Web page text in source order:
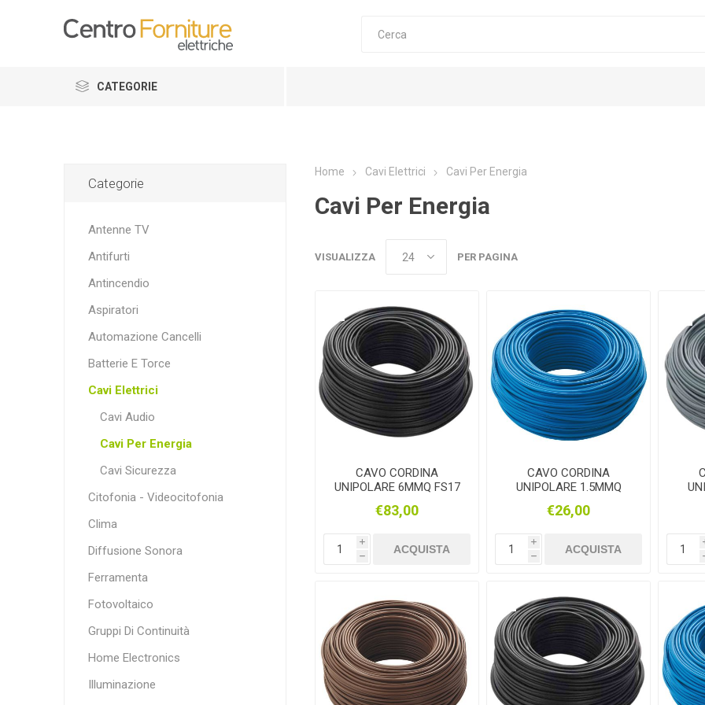
CATEGORIE
Home Cavi Elettrici Cavi Per Energia
Cavi Per Energia
VISUALIZZA PER PAGINA
CAVO CORDINA
UNIPOLARE 6MMQ FS17
€83,00
i
h
ACQUISTA
CAVO CORDINA
UNIPOLARE 1.5MMQ
€26,00
i
h
ACQUISTA
Categorie
Antenne TV
Antifurti
Antincendio
Aspiratori
Automazione Cancelli
Batterie E Torce
Cavi Elettrici
Cavi Audio
Cavi Per Energia
Cavi Sicurezza
Citofonia - Videocitofonia
Clima
Diffusione Sonora
Ferramenta
Fotovoltaico
Gruppi Di Continuità
Home Electronics
Illuminazione